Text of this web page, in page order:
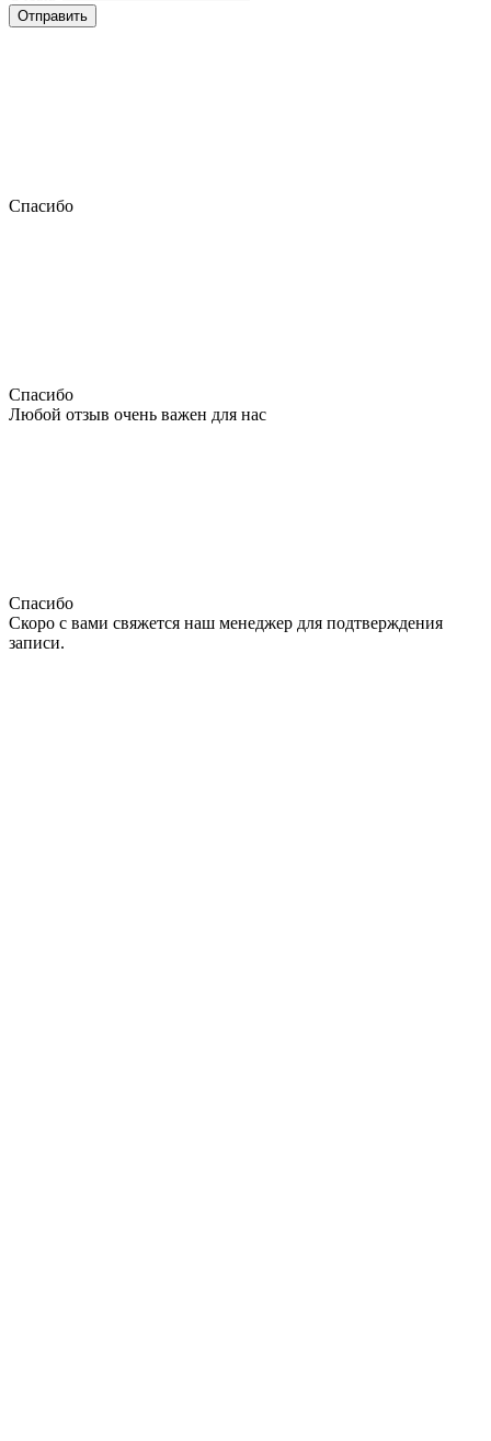
Отправить
Спасибо
Спасибо
Любой отзыв очень важен для нас
Спасибо
Скоро с вами свяжется наш менеджер для подтверждения
записи.